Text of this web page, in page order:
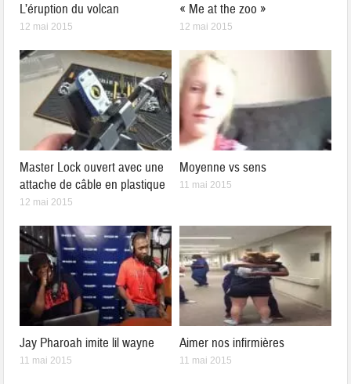
L’éruption du volcan
12 mai 2015
« Me at the zoo »
12 mai 2015
Master Lock ouvert avec une
attache de câble en plastique
12 mai 2015
Moyenne vs sens
11 mai 2015
Jay Pharoah imite lil wayne
11 mai 2015
Aimer nos infirmières
11 mai 2015